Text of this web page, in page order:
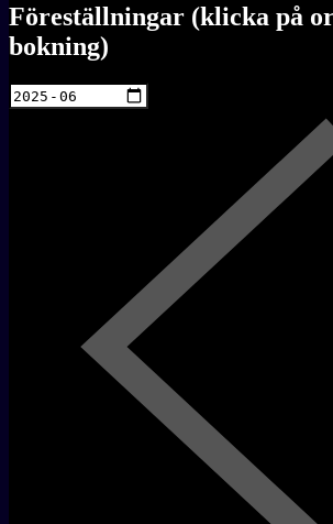
Föreställningar (klicka på
bokning)